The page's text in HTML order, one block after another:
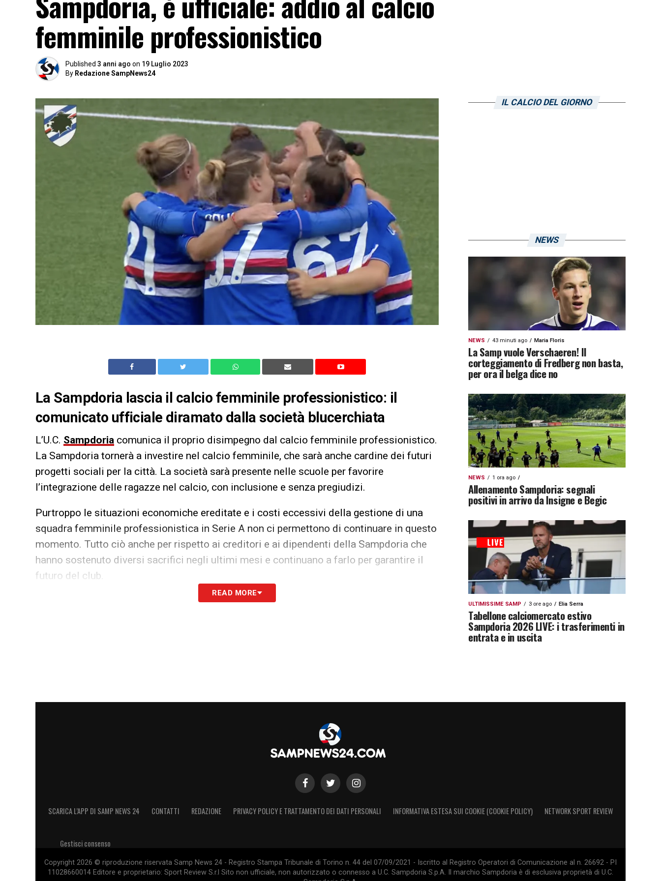
femminile professionistico
Published 3 anni ago on 19 Luglio 2023
By Redazione SampNews24
La Sampdoria lascia il calcio femminile professionistico: il
comunicato ufficiale diramato dalla società blucerchiata
L’U.C. Sampdoria comunica il proprio disimpegno dal calcio femminile professionistico.
La Sampdoria tornerà a investire nel calcio femminile, che sarà anche cardine dei futuri
progetti sociali per la città. La società sarà presente nelle scuole per favorire
l’integrazione delle ragazze nel calcio, con inclusione e senza pregiudizi.
Purtroppo le situazioni economiche ereditate e i costi eccessivi della gestione di una
squadra femminile professionistica in Serie A non ci permettono di continuare in questo
momento. Tutto ciò anche per rispetto ai creditori e ai dipendenti della Sampdoria che
hanno sostenuto diversi sacrifici negli ultimi mesi e continuano a farlo per garantire il
futuro del club.
LA PLAYLIST DELLE NOSTRE TOP NEWS
READ MORE
IL CALCIO DEL GIORNO
NEWS
NEWS 43 minuti ago Maria Floris
La Samp vuole Verschaeren! Il
corteggiamento di Fredberg non basta,
per ora il belga dice no
NEWS 1 ora ago
Allenamento Sampdoria: segnali
positivi in arrivo da Insigne e Begic
ULTIMISSIME SAMP 3 ore ago Elia Serra
Tabellone calciomercato estivo
Sampdoria 2026 LIVE: i trasferimenti in
entrata e in uscita
SCARICA L’APP DI SAMP NEWS 24 CONTATTI REDAZIONE PRIVACY POLICY E TRATTAMENTO DEI DATI PERSONALI INFORMATIVA ESTESA SUI COOKIE (COOKIE POLICY) NETWORK SPORT REVIEW
Gestisci consenso
Copyright 2026 © riproduzione riservata Samp News 24 - Registro Stampa Tribunale di Torino n. 44 del 07/09/2021 - Iscritto al Registro Operatori di Comunicazione al n. 26692 - PI
11028660014 Editore e proprietario: Sport Review S.r.l Sito non ufficiale, non autorizzato o connesso a U.C. Sampdoria S.p.A. Il marchio Sampdoria è di esclusiva proprietà di U.C.